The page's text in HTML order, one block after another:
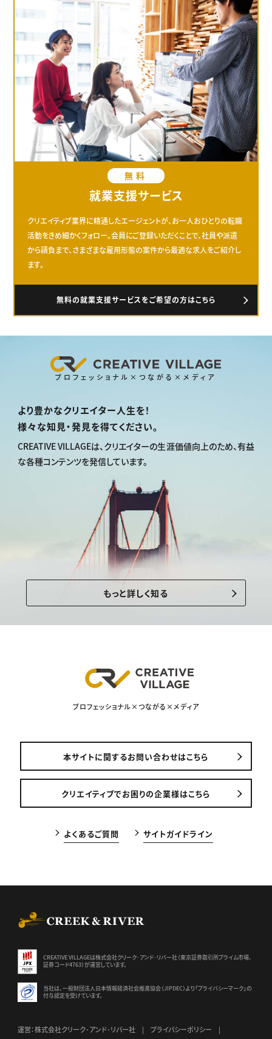
無料
就業支援サービス
クリエイティブ業界に精通したエージェントが、お一人おひとりの転職
活動をきめ細かくフォロー。会員にご登録いただくことで、社員や派遣
から請負まで、さまざまな雇用形態の案件から最適な求人をご紹介し
ます。
無料の就業支援サービスをご希望の方はこちら
プロフェッショナル×つながる×メディア
より豊かなクリエイター人生を！
様々な知見・発見を得てください。
CREATIVE VILLAGEは、クリエイターの生涯価値向上のため、有益
な各種コンテンツを発信しています。
もっと詳しく知る
プロフェッショナル×つながる×メディア
本サイトに関するお問い合わせはこちら
クリエイティブでお困りの企業様はこちら
よくあるご質問 サイトガイドライン
CREATIVE VILLAGEは株式会社クリーク･アンド･リバー社（東京証券取引所プライム市場、
証券コード4763）が運営しています。
当社は、一般財団法人日本情報経済社会推進協会（JIPDEC）より 「プライバシーマーク」の
付与認定を受けています。
運営：株式会社クリーク･アンド･リバー社 プライバシーポリシー